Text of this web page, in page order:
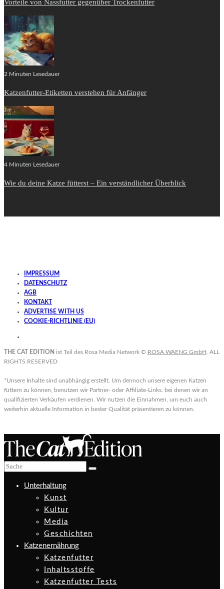
Vorteile von Nassfutter gegenüber Trockenfutter
2 Minuten Lesedauer
Katzenfutter-Etiketten verstehen für Anfänger
4 Minuten Lesedauer
Wie du deine Katze fütterst – Ein verständlicher Überblick
IMPRESSUM
DATENSCHUTZ
AGB
KONTAKT
ADVERTISE WITH US
COOKIE-RICHTLINIE (EU)
THE CAT EDITION ist Teil des Rosa Media Network © ROSA WAENG GmbH . ALL
RIGHTS RESERVED
*Unsere Inhalte sind unabhängig erstellt. Um dennoch unsere eigenen Katzen
füttern zu können, benutzen wir Partner- oder Affiliate-Links. bei denen wir an
qualifizierten Verkäufen verdienen. Wir nutzen die Einnahmen, um euch auch
weiterhin aktuelle Information in bester Qualität präsentieren zu können.
Unterhaltung
Kunst
Kultur
Media
Geschichten
Katzenernährung
Katzenfutter
Inhaltsstoffe
Katzenfutter Tests